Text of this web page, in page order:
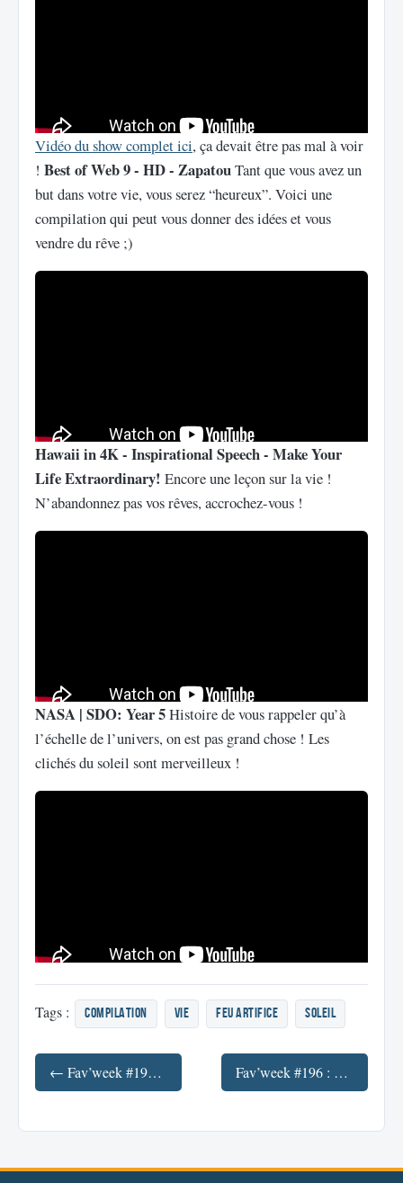
Vidéo du show complet ici, ça devait être pas mal à voir
! Best of Web 9 - HD - ZapatouTant que vous avez un
but dans votre vie, vous serez “heureux”. Voici une
compilation qui peut vous donner des idées et vous
vendre du rêve ;)
Hawaii in 4K - Inspirational Speech - Make Your
Life Extraordinary! Encore une leçon sur la vie !
N’abandonnez pas vos rêves, accrochez-vous !
NASA | SDO: Year 5Histoire de vous rappeler qu’à
l’échelle de l’univers, on est pas grand chose ! Les
clichés du soleil sont merveilleux !
Tags : compilation vie feu artifice soleil
← Fav’week #198 : DataGueule, où comment expliquer le monde avec le Big Data Fav’week #196 : La démocratie, les votes, à quand le changement ? →